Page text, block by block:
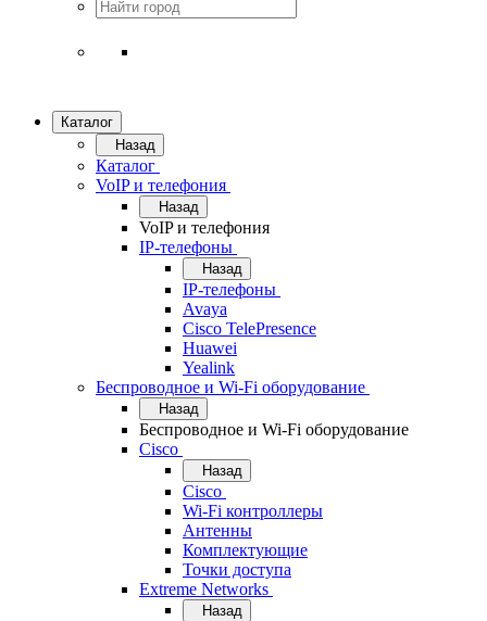
Каталог
Назад
Каталог
VoIP и телефония
Назад
VoIP и телефония
IP-телефоны
Назад
IP-телефоны
Avaya
Cisco TelePresence
Huawei
Yealink
Беспроводное и Wi-Fi оборудование
Назад
Беспроводное и Wi-Fi оборудование
Cisco
Назад
Cisco
Wi-Fi контроллеры
Антенны
Комплектующие
Точки доступа
Extreme Networks
Назад